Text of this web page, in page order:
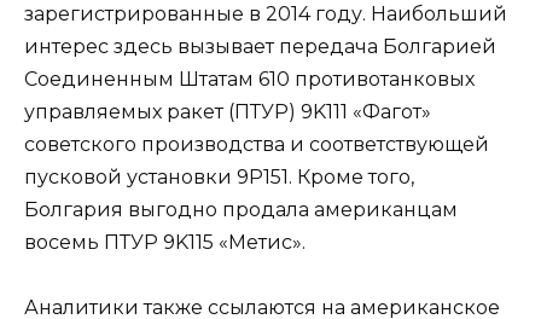
зарегистрированные в 2014 году. Наибольший
интерес здесь вызывает передача Болгарией
Соединенным Штатам 610 противотанковых
управляемых ракет (ПТУР) 9K111 «Фагот»
советского производства и соответствующей
пусковой установки 9P151. Кроме того,
Болгария выгодно продала американцам
восемь ПТУР 9K115 «Метис».
Аналитики также ссылаются на американское